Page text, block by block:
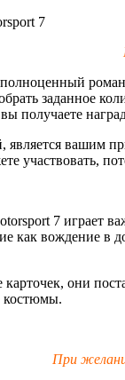
заданное
вы получаете
вашим
участвовать,
7 играет
как вождение в
они
костюмы.
При